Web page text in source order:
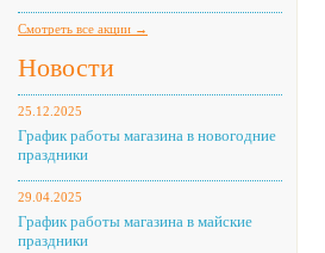
Смотреть все акции →
Новости
25.12.2025
График работы магазина в новогодние
праздники
29.04.2025
График работы магазина в майские
праздники